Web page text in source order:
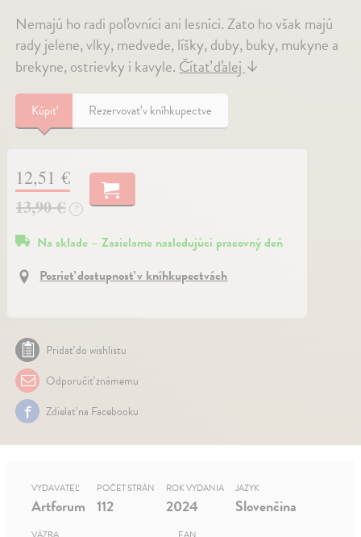
Nemajú ho radi poľovníci ani lesníci. Zato ho však majú
rady jelene, vlky, medvede, líšky, duby, buky, mukyne a
brekyne, ostrievky i kavyle.Čítať ďalej↓
Kúpiť Rezervovať v kníhkupectve
12,51 €
13,90 €
?
Na sklade – Zasielame nasledujúci pracovný deň
Pozrieť dostupnosť v kníhkupectvách
Pridať do wishlistu
Odporučiť známemu
Zdielať na Facebooku
VYDAVATEĽ
Artforum
POČET STRÁN
112
ROK VYDANIA
2024
JAZYK
Slovenčina